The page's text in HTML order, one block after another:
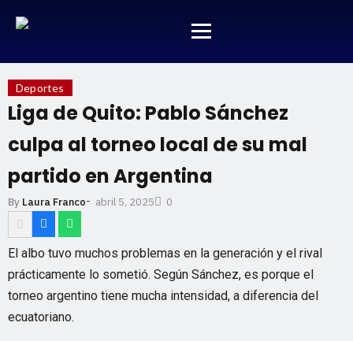
Deportes
Liga de Quito: Pablo Sánchez
culpa al torneo local de su mal
partido en Argentina
By Laura Franco- abril 5, 2025 0
El albo tuvo muchos problemas en la generación y el rival
prácticamente lo sometió. Según Sánchez, es porque el
torneo argentino tiene mucha intensidad, a diferencia del
ecuatoriano.